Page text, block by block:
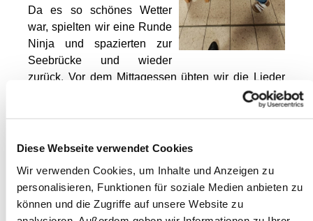
Diese Webseite verwendet Cookies
Wir verwenden Cookies, um Inhalte und Anzeigen zu
personalisieren, Funktionen für soziale Medien anbieten zu
können und die Zugriffe auf unsere Website zu
Da es so schönes Wetter
war, spielten wir eine Runde
Ninja und spazierten zur
Seebrücke und wieder
zurück. Vor dem Mittagessen übten wir die Lieder
und nach dem Mittagessen noch hatten etwas
Freizeit bis die Kinder anreisten. Nachdem die
Einführung zu unserem Thema. Wer war überhaupt
den Blickwinkel von Zachäus einnehmen und liefen
zum Baumwipfelpfad. Von dort oben hatten wir
einen traumhaften Blick, aber der Wind war sehr